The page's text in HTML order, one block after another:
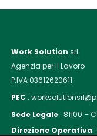
occuperanno
Work Solutionsrl
Agenzia per il Lavoro
P.IVA 03612620611
PEC :
Sede Legale :81100 –
Direzione Operativa